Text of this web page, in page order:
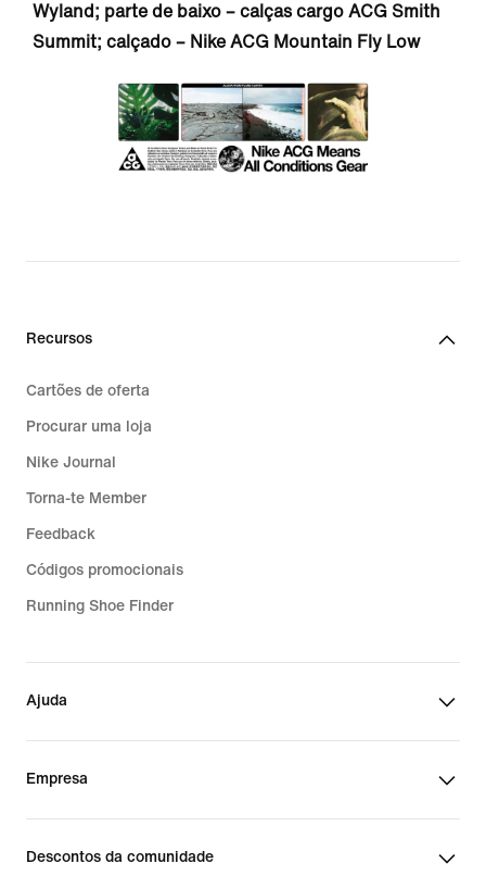
Wyland; parte de baixo – calças cargo ACG Smith
Summit; calçado – Nike ACG Mountain Fly Low
Recursos
Cartões de oferta
Procurar uma loja
Nike Journal
Torna-te Member
Feedback
Códigos promocionais
Running Shoe Finder
Ajuda
Empresa
Descontos da comunidade